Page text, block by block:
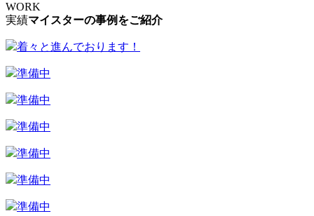
WORK
実績マイスターの事例をご紹介
着々と進んでおります！
準備中
準備中
準備中
準備中
準備中
準備中